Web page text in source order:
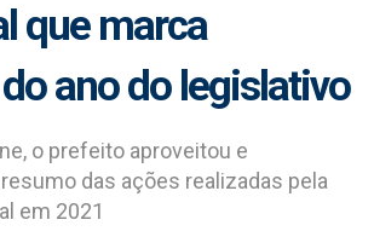
que marca
ano do legislativo
o prefeito aproveitou e
das ações realizadas pela
em 2021